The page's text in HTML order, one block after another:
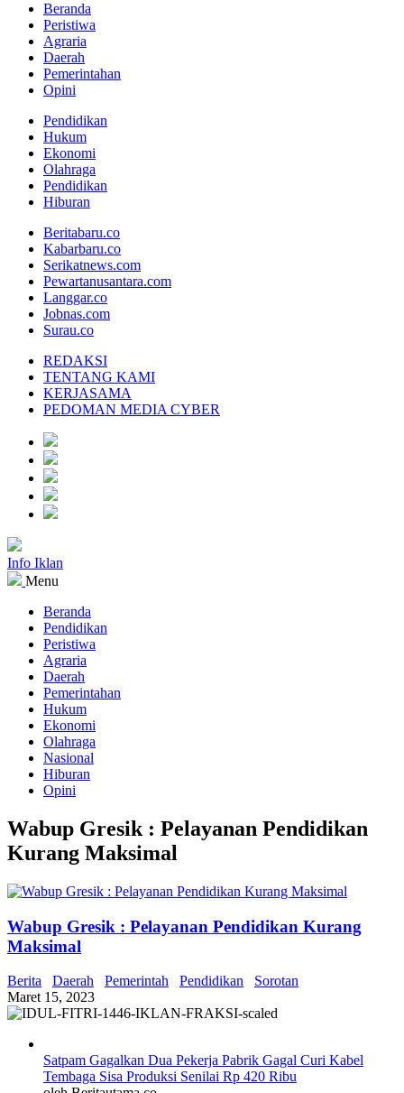
Beranda
Peristiwa
Agraria
Daerah
Pemerintahan
Opini
Pendidikan
Hukum
Ekonomi
Olahraga
Pendidikan
Hiburan
Beritabaru.co
Kabarbaru.co
Serikatnews.com
Pewartanusantara.com
Langgar.co
Jobnas.com
Surau.co
REDAKSI
TENTANG KAMI
KERJASAMA
PEDOMAN MEDIA CYBER
Info Iklan
Menu
Beranda
Pendidikan
Peristiwa
Agraria
Daerah
Pemerintahan
Hukum
Ekonomi
Olahraga
Nasional
Hiburan
Opini
Wabup Gresik : Pelayanan Pendidikan
Kurang Maksimal
Wabup Gresik : Pelayanan Pendidikan Kurang
Maksimal
Berita Daerah Pemerintah Pendidikan
Sorotan
Maret 15, 2023
Satpam Gagalkan Dua Pekerja Pabrik Gagal Curi Kabel
Tembaga Sisa Produksi Senilai Rp 420 Ribu